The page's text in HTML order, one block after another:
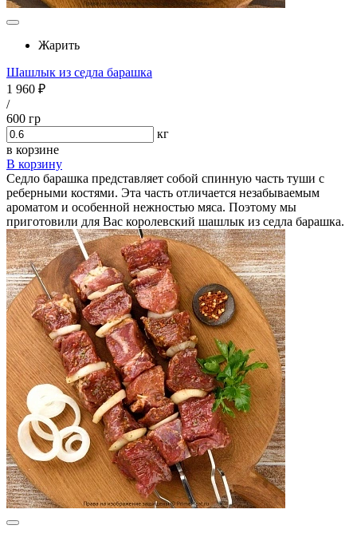
Жарить
Шашлык из седла барашка
1 960 ₽
/
600 гр
кг
в корзине
В корзину
Седло барашка представляет собой спинную часть туши с
реберными костями. Эта часть отличается незабываемым
ароматом и особенной нежностью мяса. Поэтому мы
приготовили для Вас королевский шашлык из седла барашка.